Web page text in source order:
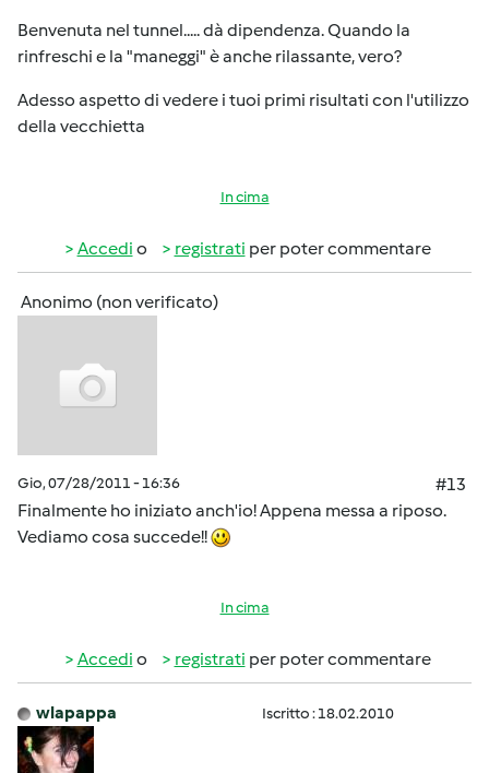
Benvenuta nel tunnel..... dà dipendenza. Quando la
rinfreschi e la "maneggi" è anche rilassante, vero?
Adesso aspetto di vedere i tuoi primi risultati con l'utilizzo
della vecchietta
In cima
Accedi o registrati per poter commentare
Anonimo (non verificato)
Gio, 07/28/2011 - 16:36
#13
Finalmente ho iniziato anch'io! Appena messa a riposo.
Vediamo cosa succede!!
In cima
Accedi o registrati per poter commentare
wlapappa Iscritto : 18.02.2010